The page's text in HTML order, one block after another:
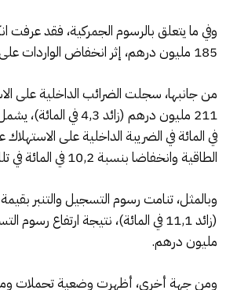
وفي ما يتعلق بالرسوم الجمركية، فقد عرفت
185 مليون درهم، إثر انخفاض الواردات على وجه الخصوص.
من جانبها، سجلت الضرائب الداخلية على
في المائة في الضريبة الداخلية على
الطاقية وانخفاضا بنسبة 10,2 في المائة في تلك المتعلقة بالتبغ.
مليون درهم.
ومن جهة أخرى، أظهرت وضعية تحملات